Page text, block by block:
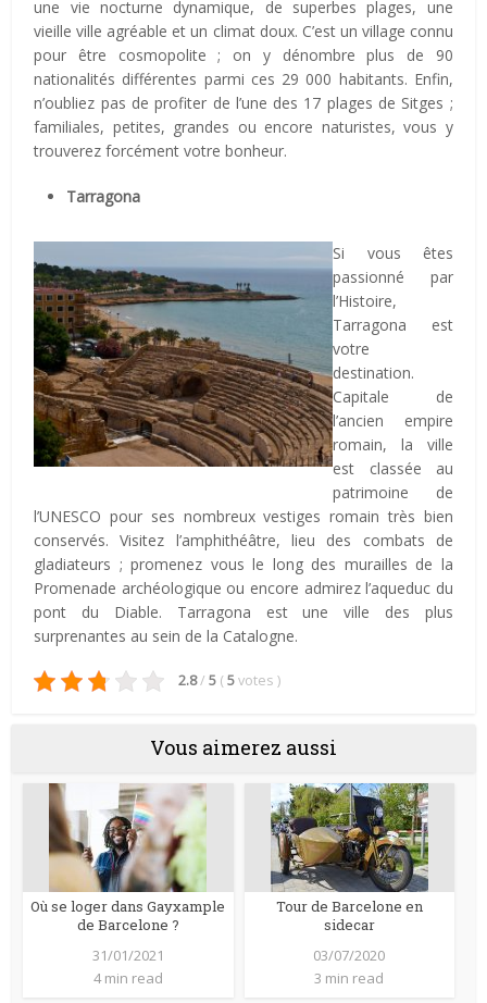
une vie nocturne dynamique, de superbes plages, une
vieille ville agréable et un climat doux. C’est un village connu
pour être cosmopolite ; on y dénombre plus de 90
nationalités différentes parmi ces 29 000 habitants. Enfin,
n’oubliez pas de profiter de l’une des 17 plages de Sitges ;
familiales, petites, grandes ou encore naturistes, vous y
trouverez forcément votre bonheur.
Tarragona
Si vous êtes
passionné par
l’Histoire,
Tarragona est
votre
destination.
Capitale de
l’ancien empire
romain, la ville
est classée au
patrimoine de
l’UNESCO pour ses nombreux vestiges romain très bien
conservés. Visitez l’amphithéâtre, lieu des combats de
gladiateurs ; promenez vous le long des murailles de la
Promenade archéologique ou encore admirez l’aqueduc du
pont du Diable. Tarragona est une ville des plus
surprenantes au sein de la Catalogne.
2.8/ 5 (5votes )
Vous aimerez aussi
Où se loger dans Gayxample
de Barcelone ?
31/01/2021
4 min read
Tour de Barcelone en
sidecar
03/07/2020
3 min read